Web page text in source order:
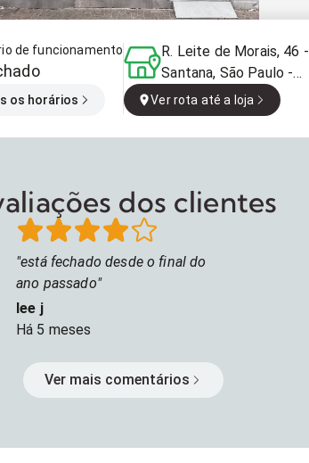
de funcionamento
os horários
R. Leite de Morais, 46 -
Santana, São Paulo -
SP, 02034-020, Brasil
Ver rota até a loja
dos clientes
está fechado desde o final do
ano passado
lee j
Há 5 meses
Ver mais comentários